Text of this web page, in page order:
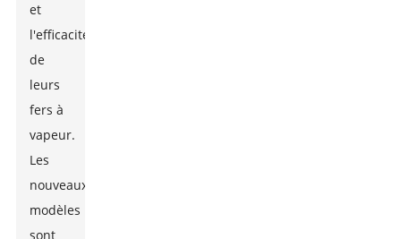
et
l'efficacité
de
leurs
fers à
vapeur.
Les
nouveaux
modèles
sont